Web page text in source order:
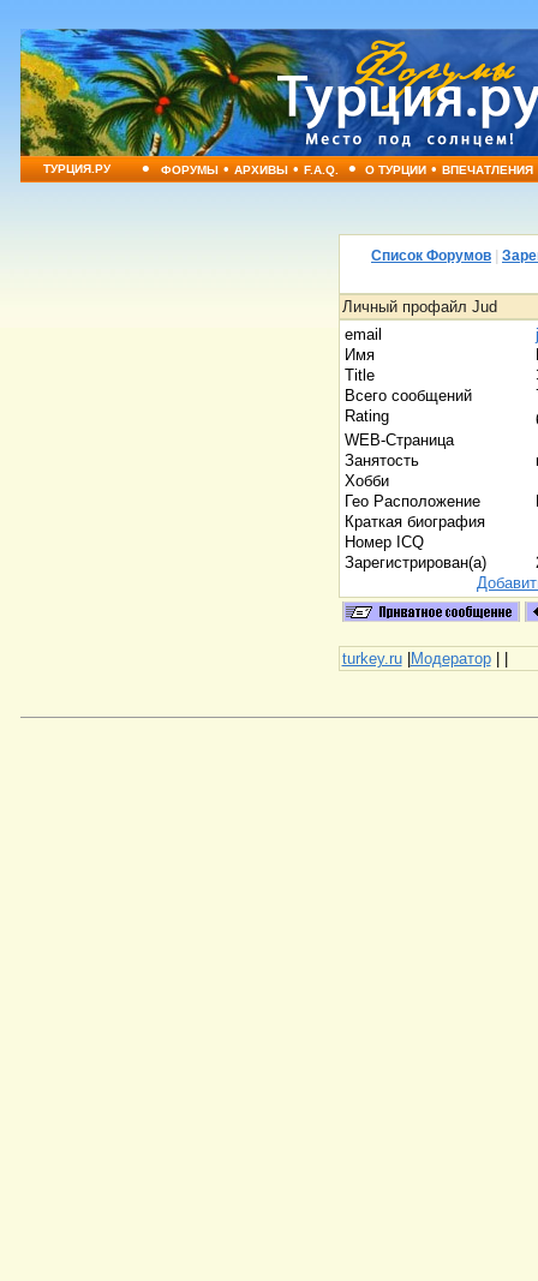
ТУРЦИЯ.РУ • ФОРУМЫ•АРХИВЫ•F.A.Q. • О ТУРЦИИ•ВПЕЧАТЛЕНИЯ
Список Форумов
Личный профайл Jud
email
Имя
Title
Всего сообщений
Rating
WEB-Страница
Занятость
Хобби
Гео Расположение
Краткая биография
Номер ICQ
Зарегистрирован(а)
turkey.ru|Модератор| |